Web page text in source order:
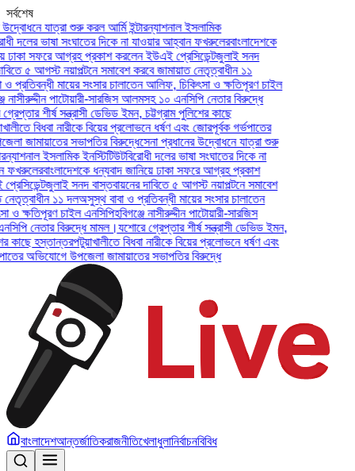
সর্বশেষ
শুরু করল আর্মি ইন্টারন্যাশনাল ইসলামিক
সংঘাতের দিকে না যাওয়ার আহ্বান ফখরুলেরবাংলাদেশকে
আগ্রহ প্রকাশ করলেন ইউএই প্রেসিডেন্টজুলাই সনদ
নয়াপল্টনে সমাবেশ করবে জামায়াত নেতৃত্বাধীন ১১
মায়ের সংসার চালাতেন আলিফ, চিকিৎসা ও ক্ষতিপূরণ চাইল
পাটোয়ারী-সারজিস আলমসহ ১০ এনসিপি নেতার বিরুদ্ধে
সন্ত্রাসী ডেভিড ইমন, চট্টগ্রাম পুলিশের কাছে
নারীকে বিয়ের প্রলোভনে ধর্ষণ এবং জোরপূর্বক গর্ভপাতের
সভাপতির বিরুদ্ধেসেনা প্রধানের উদ্বোধনে যাত্রা শুরু
ইনস্টিটিউটবিরোধী দলের ভাষা সংঘাতের দিকে না
ধন্যবাদ জানিয়ে ঢাকা সফরে আগ্রহ প্রকাশ
সনদ বাস্তবায়নের দাবিতে ৫ আগস্ট নয়াপল্টনে সমাবেশ
১১ দলঅসুস্থ বাবা ও প্রতিবন্ধী মায়ের সংসার চালাতেন
চাইল এনসিপিহবিগঞ্জে নাসীরুদ্দীন পাটোয়ারী-সারজিস
বিরুদ্ধে মামল।যশোরে গ্রেপ্তার শীর্ষ সন্ত্রাসী ডেভিড ইমন,
পটুয়াখালীতে বিধবা নারীকে বিয়ের প্রলোভনে ধর্ষণ এবং
উপজেলা জামায়াতের সভাপতির বিরুদ্ধে
বাংলাদেশআন্তর্জাতিকরাজনীতিখেলাধুলানির্বাচনবিবিধ